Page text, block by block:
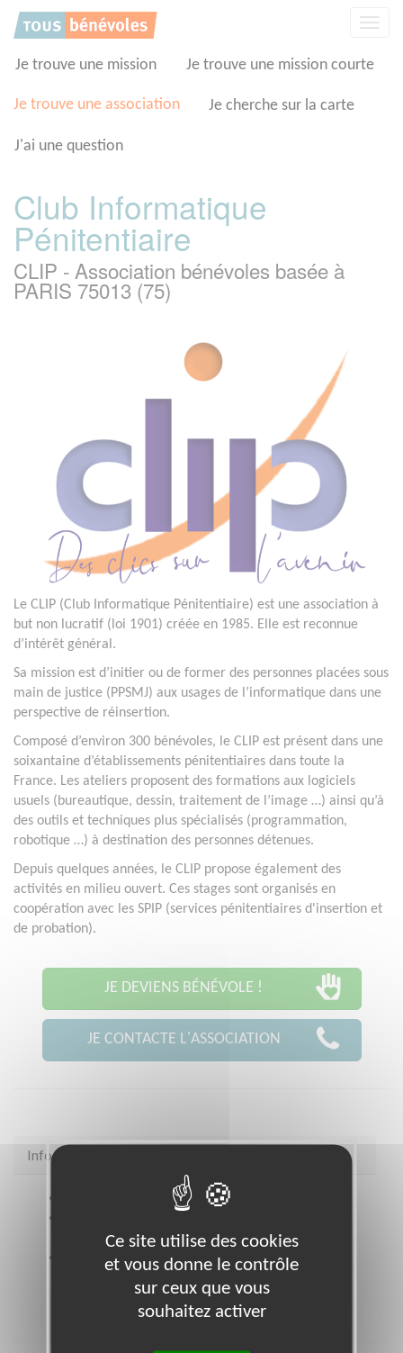
Je trouve une mission Je trouve une mission courte
Je trouve une association Je cherche sur la carte
J'ai une question
Club Informatique
Pénitentiaire
CLIP - Association bénévoles basée à
PARIS 75013 (75)
Le CLIP (Club Informatique Pénitentiaire) est une association à
but non lucratif (loi 1901) créée en 1985. Elle est reconnue
d’intérêt général.
Sa mission est d’initier ou de former des personnes placées sous
main de justice (PPSMJ) aux usages de l’informatique dans une
perspective de réinsertion.
Composé d’environ 300 bénévoles, le CLIP est présent dans une
soixantaine d’établissements pénitentiaires dans toute la
France. Les ateliers proposent des formations aux logiciels
usuels (bureautique, dessin, traitement de l’image …) ainsi qu’à
des outils et techniques plus spécialisés (programmation,
robotique …) à destination des personnes détenues.
Depuis quelques années, le CLIP propose également des
activités en milieu ouvert. Ces stages sont organisés en
coopération avec les SPIP (services pénitentiaires d'insertion et
de probation).
JE DEVIENS BÉNÉVOLE !
JE CONTACTE L'ASSOCIATION
Infos pratiques
assoclip.fr
75013 (75013)
Heures d'ouverture
Panneau de gestion des cookies
Ce site utilise des cookies
et vous donne le contrôle
sur ceux que vous
souhaitez activer